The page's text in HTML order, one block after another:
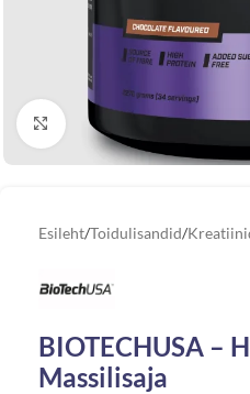
Vaata suuremat pilti
Esileht/Toidulisandid/
BIOTECHUSA –
Massilisaja